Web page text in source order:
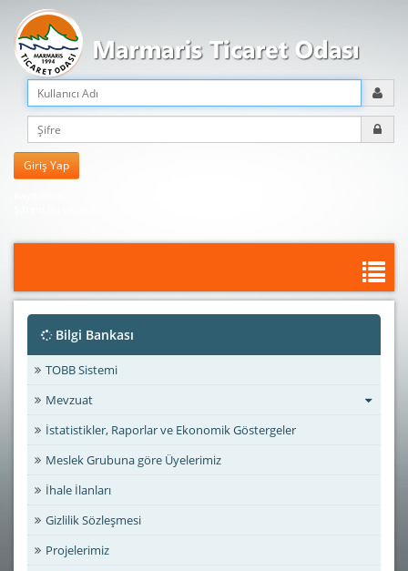
Bilgi Bankası
TOBB Sistemi
Mevzuat
İstatistikler, Raporlar ve Ekonomik Göstergeler
Meslek Grubuna göre Üyelerimiz
İhale İlanları
Gizlilik Sözleşmesi
Projelerimiz